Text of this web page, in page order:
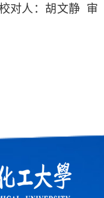
对人：胡文静 审